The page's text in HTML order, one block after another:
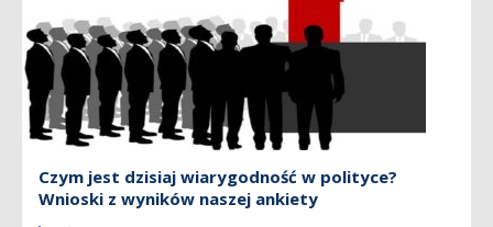
Czym jest dzisiaj wiarygodność w polityce?
Wnioski z wyników naszej ankiety